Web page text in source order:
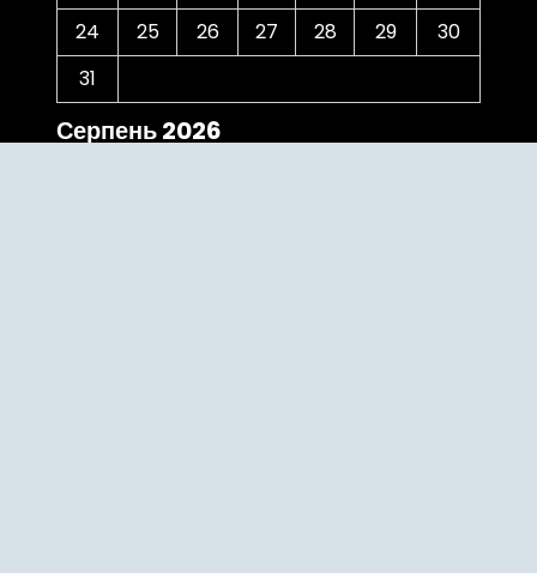
Серпень 2026
24
25 26 27 28 29
30
31